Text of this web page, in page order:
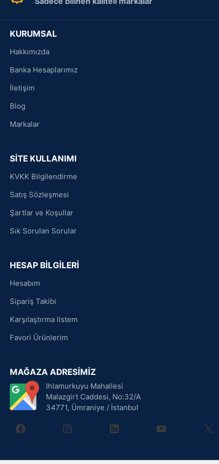
KURUMSAL
Hakkımızda
Banka Hesaplarımız
İletişim
Blog
Markalar
SİTE KULLANIMI
KVKK Bilgilendirme
Satış Sözleşmesi
Şartlar ve Koşullar
Sık Sorulan Sorular
HESAP BİLGİLERİ
Hesabım
Sipariş Takibi
Karşılaştırma listem
Favori Ürünlerim
MAĞAZA ADRESİMİZ
Ihlamurkuyu Mahallesi
Malazgirt Caddesi, No:32/A
34771, Ümraniye / İstanbul
facebookinstagramlinkedin youtube X